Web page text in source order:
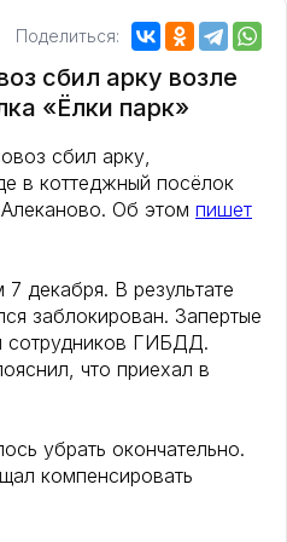
Поделиться:
сбил арку возле
«Ёлки парк»
сбил арку,
в коттеджный посёлок
Об этом пишет
декабря. В результате
заблокирован. Запертые
сотрудников ГИБДД.
что приехал в
убрать окончательно.
компенсировать